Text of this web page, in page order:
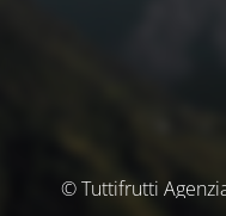
© Tuttifrutti